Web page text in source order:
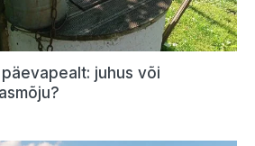
juhus või